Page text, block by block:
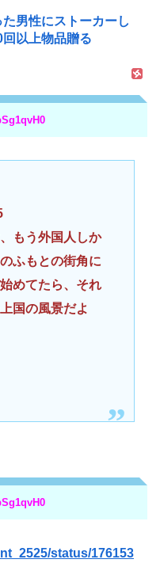
男性にストーカーし
以上物品贈る
もう外国人しか
ふもとの街角に
めてたら、それ
国の風景だよ
status/176153